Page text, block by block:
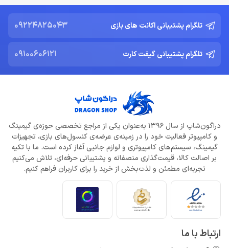
تلگرام پشتیبانی اکانت های بازی 09224825043
تلگرام پشتیبانی گیفت کارت 09100606121
دراگون‌شاپ از سال 1396 به‌عنوان یکی از مراجع تخصصی حوزه‌ی گیمینگ
و کامپیوتر فعالیت خود را در زمینه‌ی عرضه‌ی کنسول‌های بازی، تجهیزات
گیمینگ، سیستم‌های کامپیوتری و لوازم جانبی آغاز کرده است. ما با تکیه
بر اصالت کالا، قیمت‌گذاری منصفانه و پشتیبانی حرفه‌ای، تلاش می‌کنیم
تجربه‌ای مطمئن و لذت‌بخش از خرید را برای کاربران فراهم کنیم.
ارتباط با ما